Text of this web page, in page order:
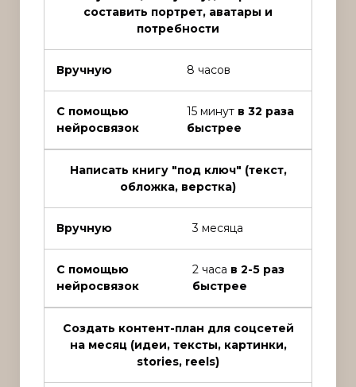
составить портрет, аватары и
потребности
Вручную 8 часов
С помощью
нейросвязок
15 минут в 32 раза
быстрее
Написать книгу "под ключ" (текст,
обложка, верстка)
Вручную 3 месяца
С помощью
нейросвязок
2 часа в 2-5 раз
быстрее
Создать контент-план для соцсетей
на месяц (идеи, тексты, картинки,
stories, reels)